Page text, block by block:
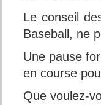
Le conseil
Baseball, ne
Une pause
en course
Que voulez-